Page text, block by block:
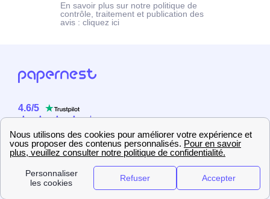
En savoir plus sur notre politique de
contrôle, traitement et publication des
avis : cliquez ici
4.6/5
2358 utilisateurs